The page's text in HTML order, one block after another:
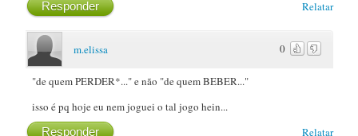
Relatar
Responder
0
m.elissa
"de quem PERDER*..." e não "de quem BEBER..."
isso é pq hoje eu nem joguei o tal jogo hein...
Relatar
Responder